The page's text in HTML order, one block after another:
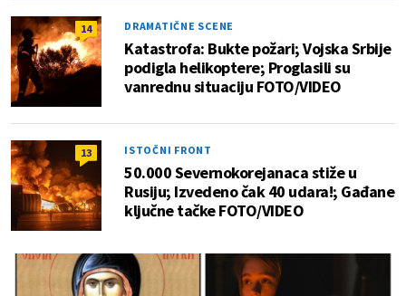
14 DRAMATIČNE SCENE
Katastrofa: Bukte požari; Vojska Srbije
podigla helikoptere; Proglasili su
vanrednu situaciju FOTO/VIDEO
13 ISTOČNI FRONT
50.000 Severnokorejanaca stiže u
Rusiju; Izvedeno čak 40 udara!; Gađane
ključne tačke FOTO/VIDEO